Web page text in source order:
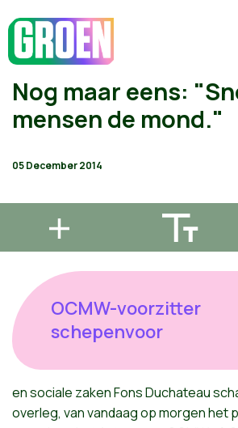
Nog maar eens:
mensen de mond."
05 December 2014
OCMW-voorzitter
schepenvoor
ensociale zakenFonsDuchateau
overleg, vanvandaagopmorgenhet